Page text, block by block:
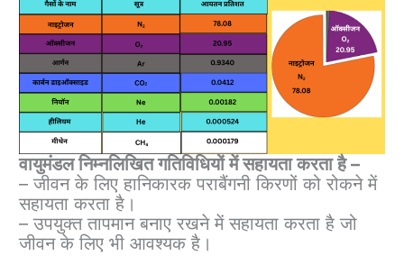
वायुमंडल निम्नलिखित गतिविधियों में सहायता करता है –
– जीवन के लिए हानिकारक पराबैंगनी किरणों को रोकने में
सहायता करता है।
– उपयुक्त तापमान बनाए रखने में सहायता करता है जो
जीवन के लिए भी आवश्यक है।